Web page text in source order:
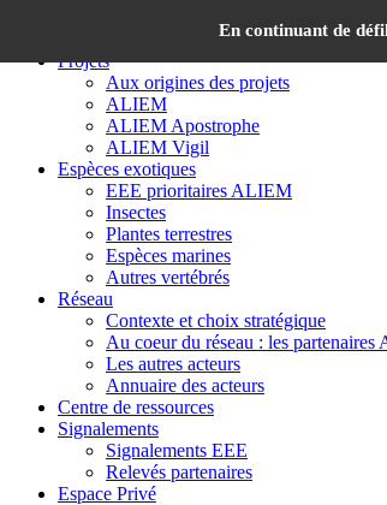
Projets
Aux origines des projets
ALIEM
ALIEM Apostrophe
ALIEM Vigil
Espèces exotiques
EEE prioritaires ALIEM
Insectes
Plantes terrestres
Espèces marines
Autres vertébrés
Réseau
Contexte et choix stratégique
Au coeur du réseau : les
Les autres acteurs
Annuaire des acteurs
Centre de ressources
Signalements
Signalements EEE
Relevés partenaires
Espace Privé
En continuant de